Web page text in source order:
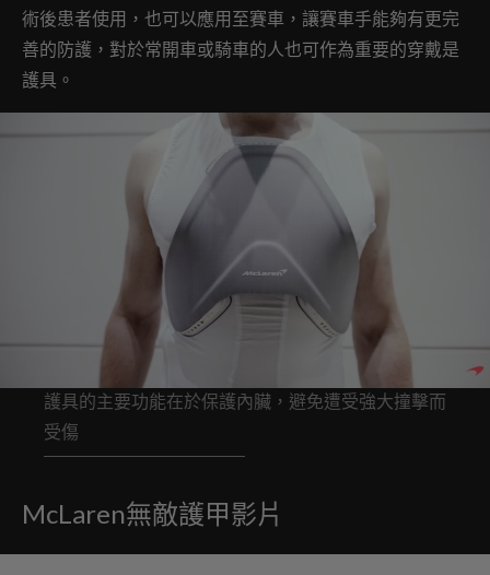
術後患者使用，也可以應用至賽車，讓賽車手能夠有更完
善的防護，對於常開車或騎車的人也可作為重要的穿戴是
護具。
護具的主要功能在於保護內臟，避免遭受強大撞擊而
受傷
McLaren無敵護甲影片